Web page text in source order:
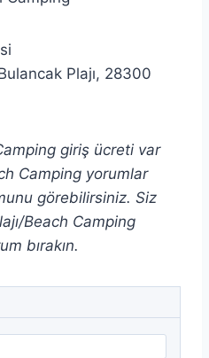
Plajı, 28300
giriş ücreti var
Camping yorumlar
görebilirsiniz. Siz
Beach Camping
bırakın.